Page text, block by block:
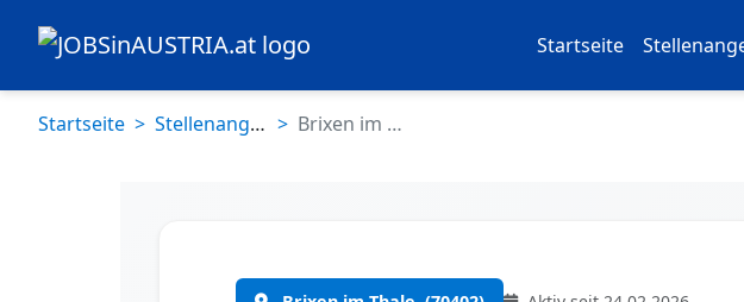
Startseite
Startseite Stellenangebote Brixen im Thale (70402)